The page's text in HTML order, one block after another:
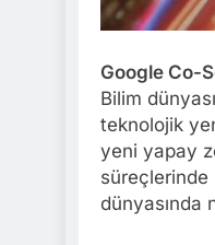
Google Co-
Bilim
teknolojik
yeni yapay
süreçlerinde
dünyasında